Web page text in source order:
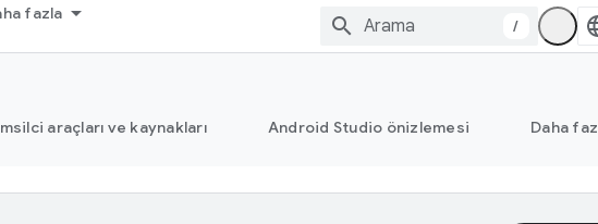
fazla
/
araçları ve kaynakları Android Studio önizlemesi Daha